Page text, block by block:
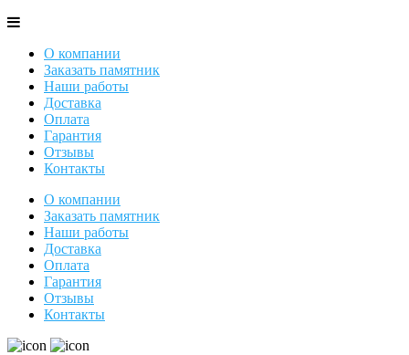
О компании
Заказать памятник
Наши работы
Доставка
Оплата
Гарантия
Отзывы
Контакты
О компании
Заказать памятник
Наши работы
Доставка
Оплата
Гарантия
Отзывы
Контакты